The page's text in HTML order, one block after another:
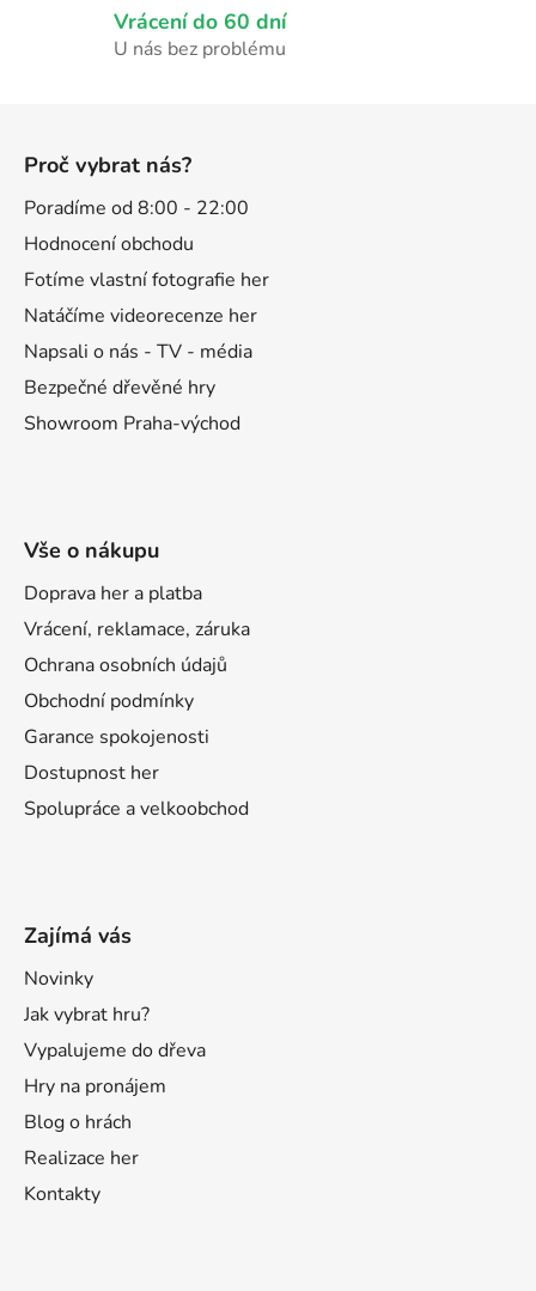
p
i
Vrácení do 60 dní
U nás bez problému
Proč vybrat nás?
Poradíme od 8:00 - 22:00
Hodnocení obchodu
Fotíme vlastní fotografie her
Natáčíme videorecenze her
Napsali o nás - TV - média
Bezpečné dřevěné hry
Showroom Praha-východ
Vše o nákupu
Doprava her a platba
Vrácení, reklamace, záruka
Ochrana osobních údajů
Obchodní podmínky
Garance spokojenosti
Dostupnost her
Spolupráce a velkoobchod
Zajímá vás
Novinky
Jak vybrat hru?
Vypalujeme do dřeva
Hry na pronájem
Blog o hrách
Realizace her
Kontakty